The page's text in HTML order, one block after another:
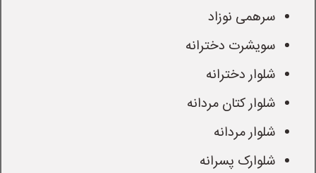
سرهمی نوزاد
سویشرت دخترانه
شلوار دخترانه
شلوار کتان مردانه
شلوار مردانه
شلوارک پسرانه